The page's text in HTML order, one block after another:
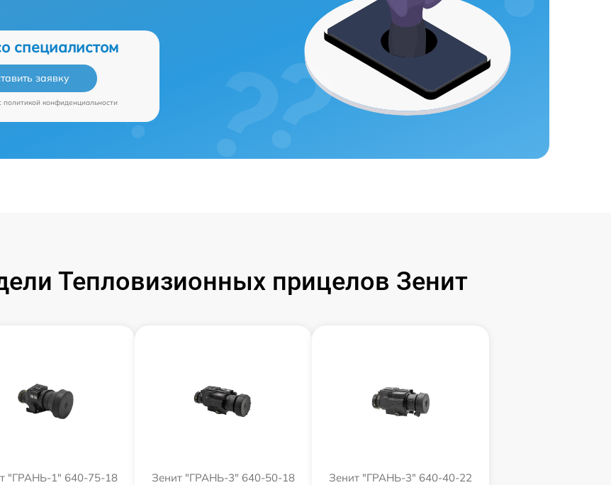
специалистом
заявку
политикой конфиденциальности
Тепловизионных прицелов Зенит
"ГРАНЬ-1" 640-75-18 Зенит "ГРАНЬ-3" 640-50-18 Зенит "ГРАНЬ-3" 640-40-22